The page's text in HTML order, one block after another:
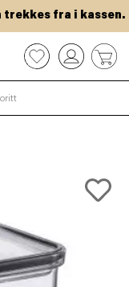
fra i kassen.
0